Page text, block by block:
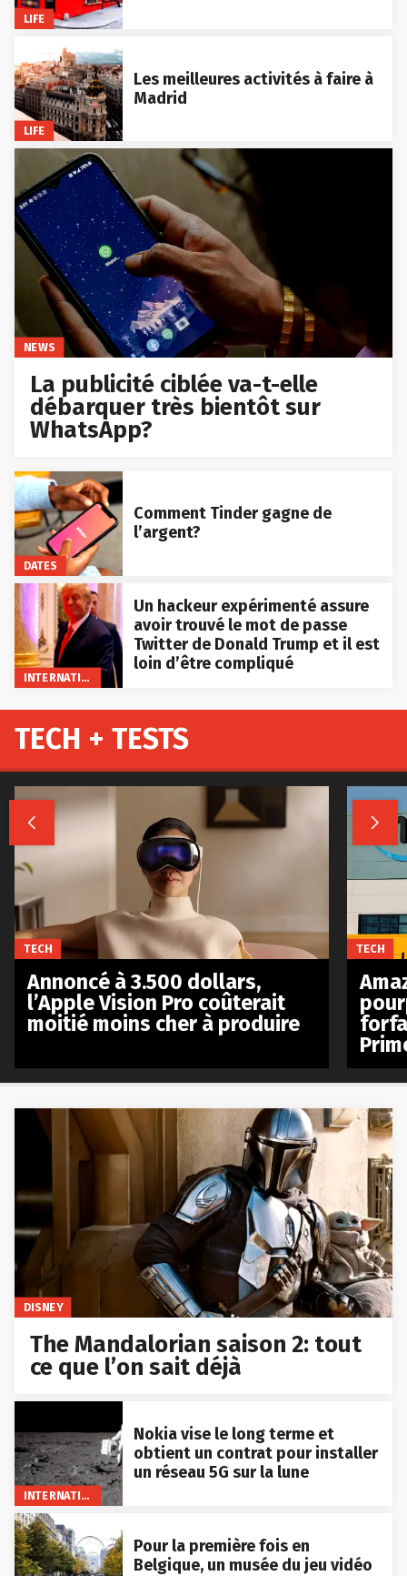
LIFE
LIFE
Les meilleures activités à faire à
Madrid
NEWS
La publicité ciblée va-t-elle
débarquer très bientôt sur
WhatsApp?
DATES
Comment Tinder gagne de
l’argent?
INTERNATIONAL
Un hackeur expérimenté assure
avoir trouvé le mot de passe
Twitter de Donald Trump et il est
loin d’être compliqué
DISNEY
The Mandalorian saison 2: tout
ce que l’on sait déjà
INTERNATIONAL
Nokia vise le long terme et
obtient un contrat pour installer
un réseau 5G sur la lune
Pour la première fois en
Belgique, un musée du jeu vidéo
TECH + TESTS
 
TECH
Annoncé à 3.500 dollars,
l’Apple Vision Pro coûterait
moitié moins cher à produire
TECH